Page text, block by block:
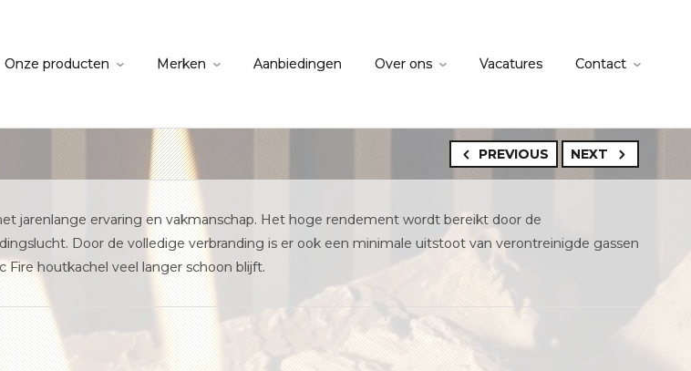
Onze producten Merken Aanbiedingen Over ons Vacatures Contact
PREVIOUS NEXT
jarenlange ervaring en vakmanschap. Het hoge rendement wordt bereikt door de
Door de volledige verbranding is er ook een minimale uitstoot van verontreinigde gassen
houtkachel veel langer schoon blijft.